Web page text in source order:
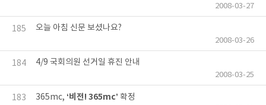
2008-03-27
185 오늘 아침 신문 보셨나요?
2008-03-26
184 4/9 국회의원 선거일 휴진 안내
2008-03-25
183 365mc, ‘비전! 365mc’ 확정